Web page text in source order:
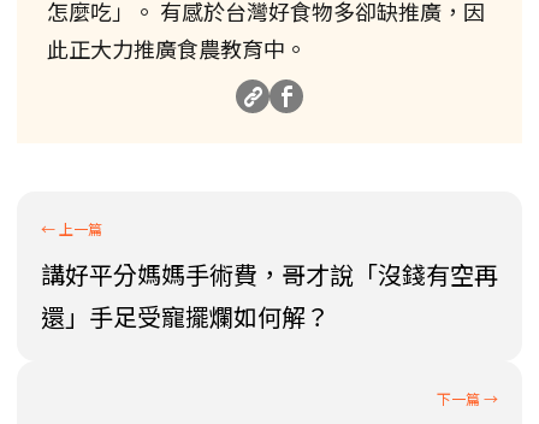
怎麼吃」。 有感於台灣好食物多卻缺推廣，因
此正大力推廣食農教育中。
講好平分媽媽手術費，哥才說「沒錢有空再
還」手足受寵擺爛如何解？